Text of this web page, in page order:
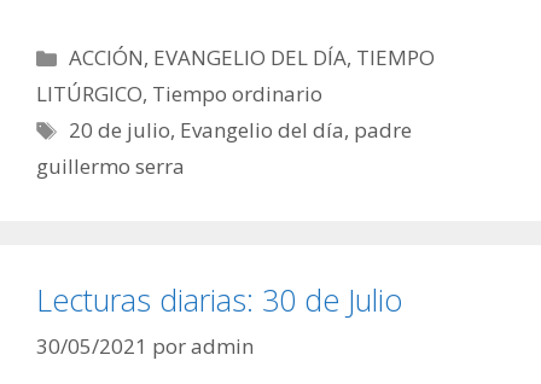
Categorías
ACCIÓN, EVANGELIO DEL DÍA, TIEMPO
LITÚRGICO, Tiempo ordinario
Etiquetas
20 de julio, Evangelio del día, padre
guillermo serra
Lecturas diarias: 30 de Julio
30/05/2021 poradmin